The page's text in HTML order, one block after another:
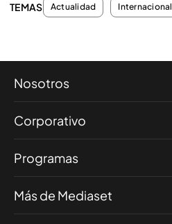
TEMAS Actualidad Internacional
Nosotros
Corporativo
Programas
Más de Mediaset